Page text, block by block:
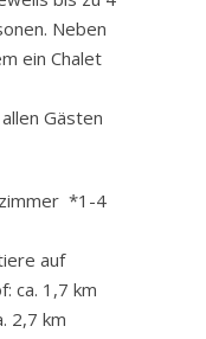
Neben
ein Chalet
Gästen
*1-4
auf
ca. 1,7 km
2,7 km